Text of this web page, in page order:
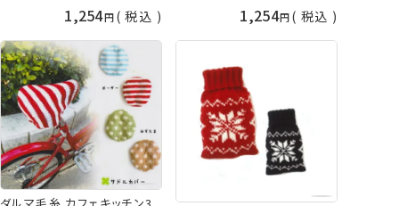
1,254 税込 1,254 税込